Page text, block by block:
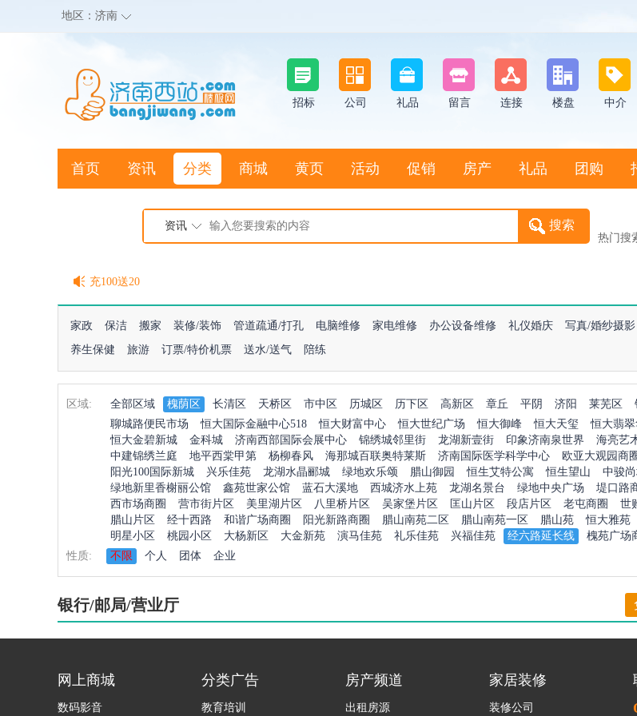
地区： 济南
招标 公司 礼品 留言 连接 楼盘 中介
首页 资讯 分类 商城 黄页 活动 促销 房产 礼品 团购
资讯
热门搜
棒极网点卡充值请联系客服
充100送20
家政 保洁 搬家 装修/装饰 管道疏通/打孔 电脑维修 家电维修 办公设备维修 礼仪婚庆 写真/婚纱摄影
养生保健
旅游 订票/特价机票 送水/送气 陪练
区域: 全部区域 槐荫区 长清区 天桥区 市中区 历城区 历下区 高新区 章丘 平阴 济阳 莱芜区
聊城路便民市场
恒大国际金融中心518 恒大财富中心 恒大世纪广场 恒大御峰 恒大天玺
恒大翡
恒大金碧新城
金科城 济南西部国际会展中心 锦绣城邻里街 龙湖新壹街 印象济南泉世界
海亮艺
中建锦绣兰庭
地平西棠甲第 杨柳春风 海那城百联奥特莱斯 济南国际医学科学中心
欧亚大观园商
阳光100国际新城
兴乐佳苑 龙湖水晶郦城 绿地欢乐颂 腊山御园 恒生艾特公寓 恒生望山
中骏
绿地新里香榭丽公馆
鑫苑世家公馆 蓝石大溪地 西城济水上苑 龙湖名景台 绿地中央广场 堤口路
西市场商圈
营市街片区 美里湖片区 八里桥片区 吴家堡片区 匡山片区 段店片区 老屯商圈 世
腊山片区
经十西路 和谐广场商圈 阳光新路商圈 腊山南苑二区 腊山南苑一区 腊山苑 恒大雅苑
明星小区
桃园小区 大杨新区 大金新苑 演马佳苑 礼乐佳苑 兴福佳苑 经六路延长线 槐苑广场
性质:
不限 个人 团体 企业
银行/邮局/营业厅
网上商城
数码影音
分类广告
教育培训
房产频道
出租房源
家居装修
装修公司